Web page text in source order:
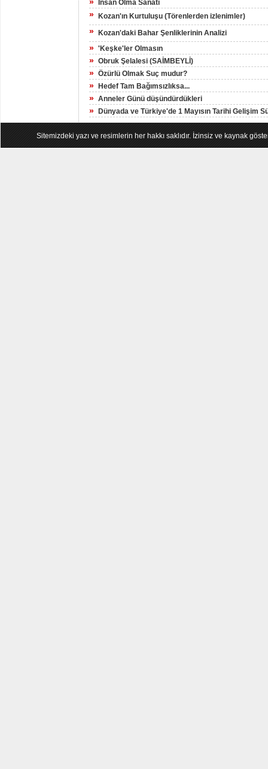
İnsan Olma Sanatı
» Kozan'ın Kurtuluşu (Törenlerden izlenimler)
» Kozan'daki Bahar Şenliklerinin Analizi
» 'Keşke'ler Olmasın
» Obruk Şelalesi (SAİMBEYLİ)
» Özürlü Olmak Suç mudur?
» Hedef Tam Bağımsızlıksa...
» Anneler Günü düşündürdükleri
» Dünyada ve Türkiye'de 1 Mayısın Tarihi Gelişim
Sitemizdeki yazı ve resimlerin her hakkı saklıdır. İzinsiz ve kaynak